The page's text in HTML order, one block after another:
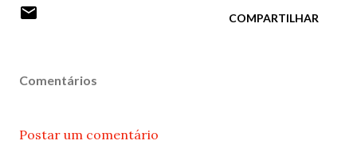
COMPARTILHAR
Comentários
Postar um comentário